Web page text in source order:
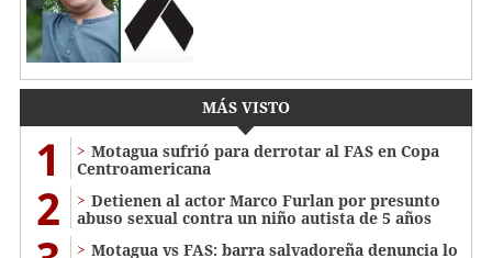
MÁS VISTO
1
Motagua sufrió para derrotar al FAS en Copa
Centroamericana
2
Detienen al actor Marco Furlan por presunto
abuso sexual contra un niño autista de 5 años
Motagua vs FAS: barra salvadoreña denuncia lo